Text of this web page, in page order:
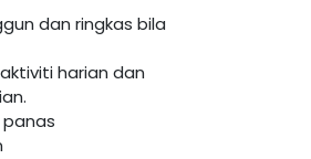
dan ringkas bila
harian dan